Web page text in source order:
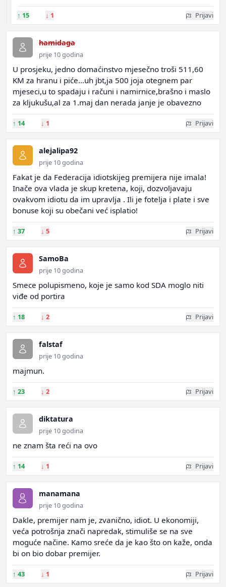
↑ 15 ↓ 1 Prijavi
hamidaga
prije 10 godina
U prosjeku, jedno domaćinstvo mjesečno troši 511,60
KM za hranu i piće...uh jbt,ja 500 joja otegnem par
mjeseci,u to spadaju i računi i namirnice,brašno i maslo
za kljukušu,al za 1.maj dan nerada janje je obavezno
↑ 14 ↓ 1 Prijavi
alejalipa92
prije 10 godina
Fakat je da Federacija idiotskijeg premijera nije imala!
Inače ova vlada je skup kretena, koji, dozvoljavaju
ovakvom idiotu da im upravlja . Ili je fotelja i plate i sve
bonuse koji su obečani već isplatio!
↑ 37 ↓ 5 Prijavi
SamoBa
prije 10 godina
Smece polupismeno, koje je samo kod SDA moglo niti
viđe od portira
↑ 18 ↓ 2 Prijavi
falstaf
prije 10 godina
majmun.
↑ 23 ↓ 2 Prijavi
diktatura
prije 10 godina
ne znam šta reći na ovo
↑ 14 ↓ 1 Prijavi
manamana
prije 10 godina
Dakle, premijer nam je, zvanično, idiot. U ekonomiji,
veća potrošnja znači napredak, stimuliše se na sve
moguće načine. Kamo sreće da je kao što on kaže, onda
bi on bio dobar premijer.
↑ 43 ↓ 1 Prijavi